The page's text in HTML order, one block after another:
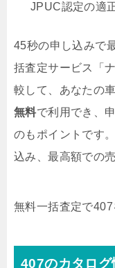
JPUC認定の適
45秒の申し込みで
括査定サービス「
較して、あなたの
無料で利用でき、
のもポイントです
込み、最高額での
無料一括査定で
407のカタログ